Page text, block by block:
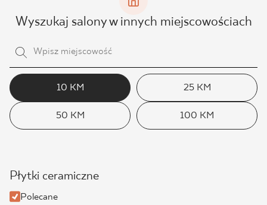
Wyszukaj salony w innych miejscowościach
10 KM 25 KM
50 KM 100 KM
Płytki ceramiczne
Polecane